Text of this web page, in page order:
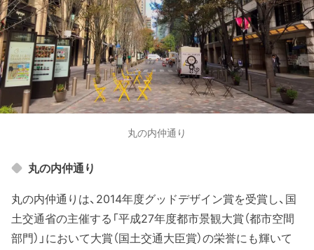
丸の内仲通り
丸の内仲通り
丸の内仲通りは、2014年度グッドデザイン賞を受賞し、国
土交通省の主催する「平成27年度都市景観大賞（都市空間
部門）」において大賞（国土交通大臣賞）の栄誉にも輝いて